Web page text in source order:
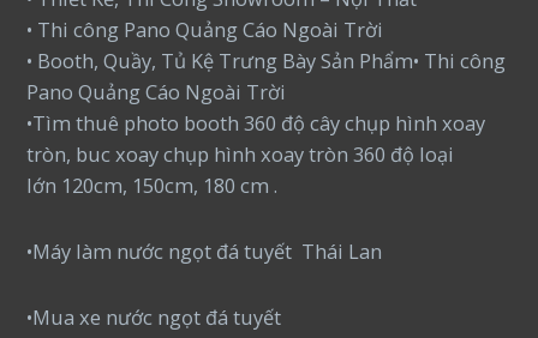
• Thi công Pano Quảng Cáo Ngoài Trời
• Booth, Quầy, Tủ Kệ Trưng Bày Sản Phẩm• Thi công
Pano Quảng Cáo Ngoài Trời
•Tìm thuê photo booth 360 độ cây chụp hình xoay
tròn, buc xoay chụp hình xoay tròn 360 độ loại
lớn 120cm, 150cm, 180 cm .
•Máy làm nước ngọt đá tuyết Thái Lan
•Mua xe nước ngọt đá tuyết